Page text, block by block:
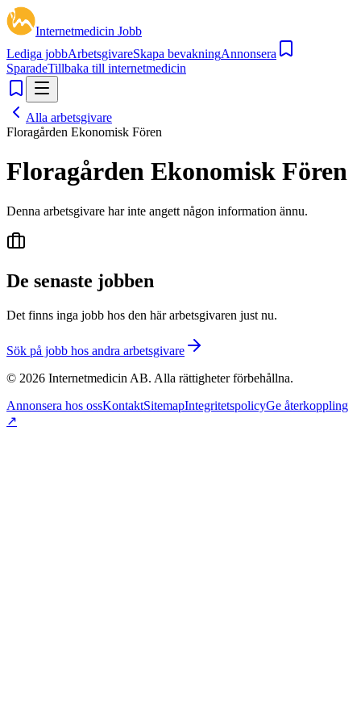
Internetmedicin Jobb
Lediga jobbArbetsgivareSkapa bevakningAnnonsera
SparadeTillbaka till internetmedicin
Alla arbetsgivare
Floragården Ekonomisk Fören
Floragården Ekonomisk Fören
Denna arbetsgivare har inte angett någon information ännu.
De senaste jobben
Det finns inga jobb hos den här arbetsgivaren just nu.
Sök på jobb hos andra arbetsgivare
© 2026 Internetmedicin AB. Alla rättigheter förbehållna.
Annonsera hos ossKontaktSitemapIntegritetspolicyGe återkoppling
↗